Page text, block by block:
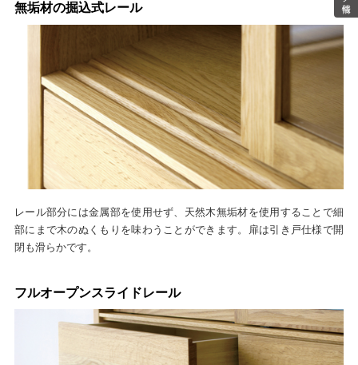
無垢材の掘込式レール
レール部分には金属部を使用せず、天然木無垢材を使用することで細
部にまで木のぬくもりを味わうことができます。扉は引き戸仕様で開
閉も滑らかです。
フルオープンスライドレール